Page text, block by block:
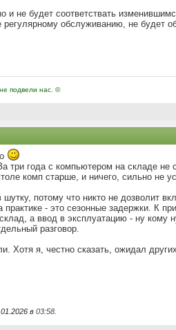
и не будет соответствать
обслуживанию, не будет
подвели нас. ©
года с компьютером на складе не
комп старше, и ничего, сильно не
потому что никто не дозволит
- это сезонные задержки. К
а ввод в эксплуатацию - ну
разговор.
Хотя я, честно сказать, ожидал
в 03:58